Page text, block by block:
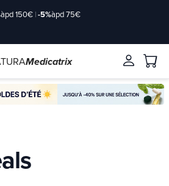
àpd 150€ |-5%àpd 75€
Medicatrix